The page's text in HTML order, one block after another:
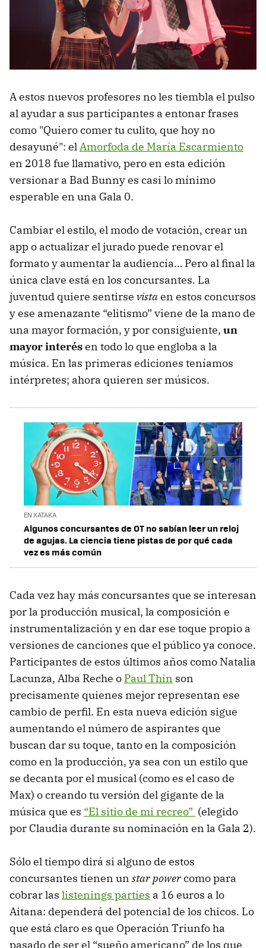
A estos nuevos profesores no les tiembla el pulso
al ayudar a sus participantes a entonar frases
como "Quiero comer tu culito, que hoy no
desayuné": el Amorfoda de María Escarmiento
en 2018 fue llamativo, pero en esta edición
versionar a Bad Bunny es casi lo mínimo
esperable en una Gala 0.
Cambiar el estilo, el modo de votación, crear un
app o actualizar el jurado puede renovar el
formato y aumentar la audiencia… Pero al final la
única clave está en los concursantes. La
juventud quiere sentirse vistaen estos concursos
y ese amenazante “elitismo” viene de la mano de
una mayor formación, y por consiguiente, un
mayor interésen todo lo que engloba a la
música. En las primeras ediciones teníamos
intérpretes; ahora quieren ser músicos.
EN XATAKA
Algunos concursantes de OT no sabían leer un reloj
de agujas. La ciencia tiene pistas de por qué cada
vez es más común
Cada vez hay más concursantes que se interesan
por la producción musical, la composición e
instrumentalización y en dar ese toque propio a
versiones de canciones que el público ya conoce.
Participantes de estos últimos años como Natalia
Lacunza, Alba Reche o Paul Thin son
precisamente quienes mejor representan ese
cambio de perfil. En esta nueva edición sigue
aumentando el número de aspirantes que
buscan dar su toque, tanto en la composición
como en la producción, ya sea con un estilo que
se decanta por el musical (como es el caso de
Max) o creando tu versión del gigante de la
música que es “El sitio de mi recreo” (elegido
por Claudia durante su nominación en la Gala 2).
Sólo el tiempo dirá si alguno de estos
concursantes tienen un star powercomo para
cobrar las listenings parties a 16 euros a lo
Aitana: dependerá del potencial de los chicos. Lo
que está claro es que Operación Triunfo ha
pasado de ser el “sueño americano” de los que